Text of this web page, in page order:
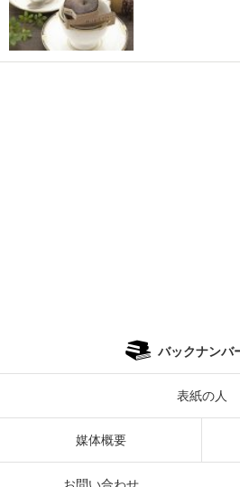
バックナンバ
表紙の人
媒体概要